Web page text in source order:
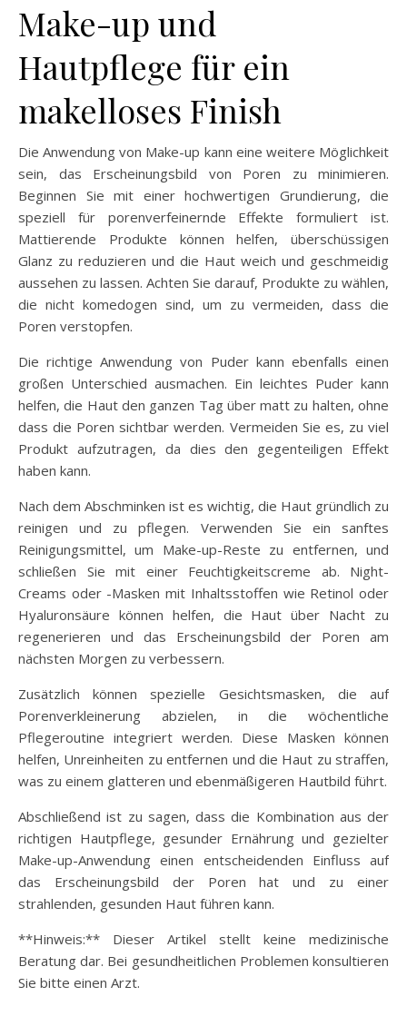
Make-up und
Hautpflege für ein
makelloses Finish
Die Anwendung von Make-up kann eine weitere Möglichkeit
sein, das Erscheinungsbild von Poren zu minimieren.
Beginnen Sie mit einer hochwertigen Grundierung, die
speziell für porenverfeinernde Effekte formuliert ist.
Mattierende Produkte können helfen, überschüssigen
Glanz zu reduzieren und die Haut weich und geschmeidig
aussehen zu lassen. Achten Sie darauf, Produkte zu wählen,
die nicht komedogen sind, um zu vermeiden, dass die
Poren verstopfen.
Die richtige Anwendung von Puder kann ebenfalls einen
großen Unterschied ausmachen. Ein leichtes Puder kann
helfen, die Haut den ganzen Tag über matt zu halten, ohne
dass die Poren sichtbar werden. Vermeiden Sie es, zu viel
Produkt aufzutragen, da dies den gegenteiligen Effekt
haben kann.
Nach dem Abschminken ist es wichtig, die Haut gründlich zu
reinigen und zu pflegen. Verwenden Sie ein sanftes
Reinigungsmittel, um Make-up-Reste zu entfernen, und
schließen Sie mit einer Feuchtigkeitscreme ab. Night-
Creams oder -Masken mit Inhaltsstoffen wie Retinol oder
Hyaluronsäure können helfen, die Haut über Nacht zu
regenerieren und das Erscheinungsbild der Poren am
nächsten Morgen zu verbessern.
Zusätzlich können spezielle Gesichtsmasken, die auf
Porenverkleinerung abzielen, in die wöchentliche
Pflegeroutine integriert werden. Diese Masken können
helfen, Unreinheiten zu entfernen und die Haut zu straffen,
was zu einem glatteren und ebenmäßigeren Hautbild führt.
Abschließend ist zu sagen, dass die Kombination aus der
richtigen Hautpflege, gesunder Ernährung und gezielter
Make-up-Anwendung einen entscheidenden Einfluss auf
das Erscheinungsbild der Poren hat und zu einer
strahlenden, gesunden Haut führen kann.
**Hinweis:** Dieser Artikel stellt keine medizinische
Beratung dar. Bei gesundheitlichen Problemen konsultieren
Sie bitte einen Arzt.